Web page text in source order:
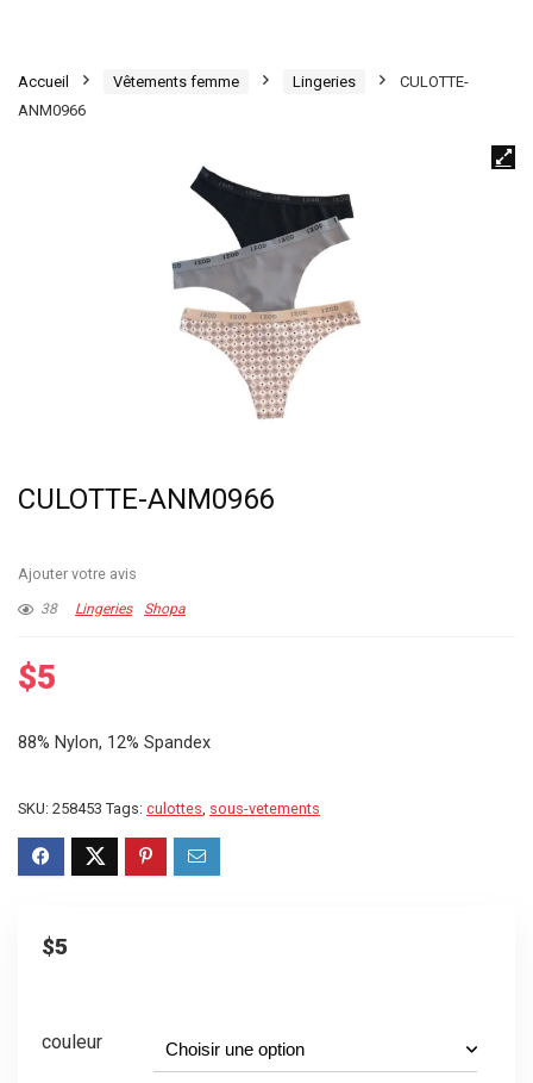
Accueil Vêtements femme Lingeries
CULOTTE-
ANM0966
CULOTTE-ANM0966
Ajouter votre avis
38 Lingeries Shopa
$5
88% Nylon, 12% Spandex
SKU: 258453 Tags: culottes, sous-vetements
$5
couleur